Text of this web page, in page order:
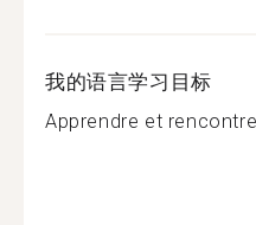
我的语言学习目标
Apprendre et